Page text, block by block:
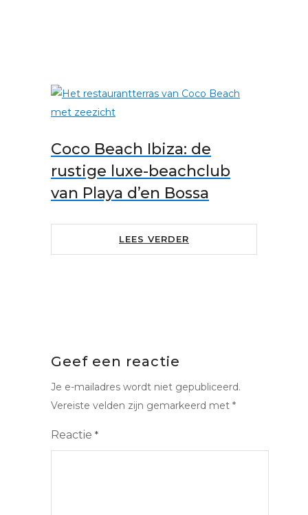
Coco Beach Ibiza: de
rustige luxe-beachclub
van Playa d’en Bossa
LEES VERDER
Geef een reactie
Je e-mailadres wordt niet gepubliceerd.
Vereiste velden zijn gemarkeerd met *
Reactie *